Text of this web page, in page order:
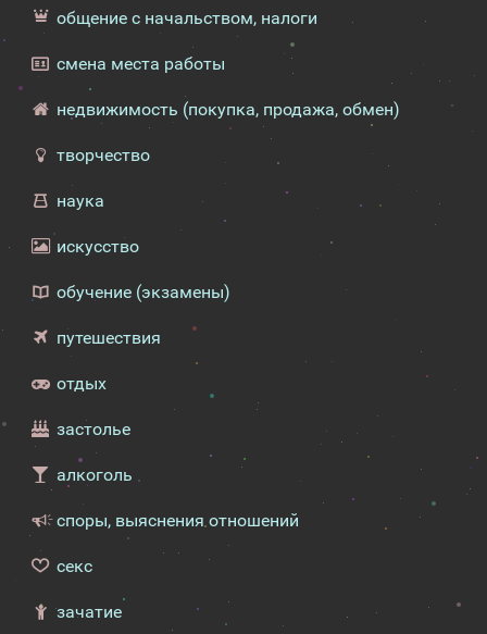
общение с начальством, налоги
смена места работы
недвижимость (покупка, продажа, обмен)
творчество
наука
искусство
обучение (экзамены)
путешествия
отдых
застолье
алкоголь
споры, выяснения отношений
секс
зачатие